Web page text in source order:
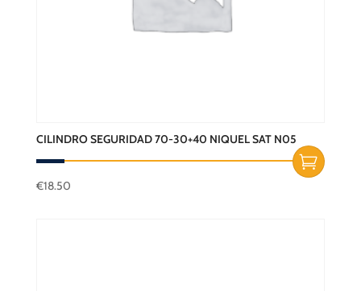
CILINDRO SEGURIDAD 70-30+40 NIQUEL SAT N05
€18.50